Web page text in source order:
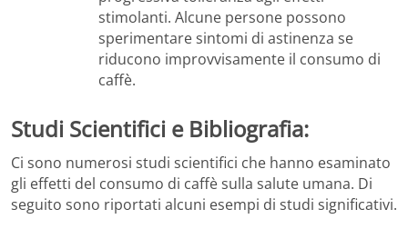
stimolanti. Alcune persone possono
sperimentare sintomi di astinenza se
riducono improvvisamente il consumo di
caffè.
Studi Scientifici e Bibliografia:
Ci sono numerosi studi scientifici che hanno esaminato
gli effetti del consumo di caffè sulla salute umana. Di
seguito sono riportati alcuni esempi di studi significativi.